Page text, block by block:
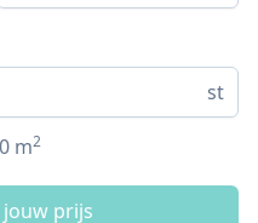
st
0 m2
prijs